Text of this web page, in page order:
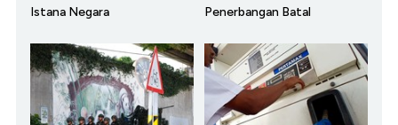
Istana Negara
Penerbangan Batal